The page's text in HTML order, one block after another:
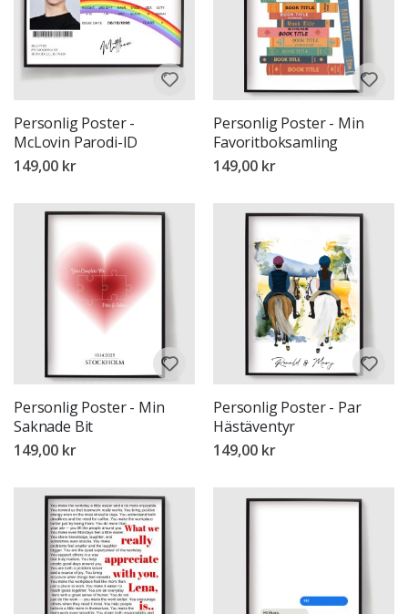
Personlig Poster -
McLovin Parodi-ID
149,00 kr
Personlig Poster - Min
Favoritboksamling
149,00 kr
Personlig Poster - Min
Saknade Bit
149,00 kr
Personlig Poster - Par
Hästäventyr
149,00 kr